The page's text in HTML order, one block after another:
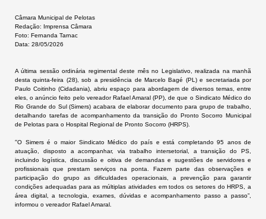
Câmara Municipal de Pelotas
Redação: Imprensa Câmara
Foto: Fernanda Tarnac
Data: 28/05/2026
A última sessão ordinária regimental deste mês no Legislativo, realizada na manhã
desta quinta-feira (28), sob a presidência de Marcelo Bagé (PL) e secretariada por
Paulo Coitinho (Cidadania), abriu espaço para abordagem de diversos temas, entre
eles, o anúncio feito pelo vereador Rafael Amaral (PP), de que o Sindicato Médico do
Rio Grande do Sul (Simers) acabara de elaborar documento para grupo de trabalho,
detalhando tarefas de acompanhamento da transição do Pronto Socorro Municipal
de Pelotas para o Hospital Regional de Pronto Socorro (HRPS).
“O Simers é o maior Sindicato Médico do país e está completando 95 anos de
atuação, disposto a acompanhar, via trabalho intersetorial, a transição do PS,
incluindo logística, discussão e oitiva de demandas e sugestões de servidores e
profissionais que prestam serviços na ponta. Fazem parte das observações e
participação do grupo as dificuldades operacionais, a prevenção para garantir
condições adequadas para as múltiplas atividades em todos os setores do HRPS, a
área digital, a tecnologia, exames, dúvidas e acompanhamento passo a passo”,
informou o vereador Rafael Amaral.